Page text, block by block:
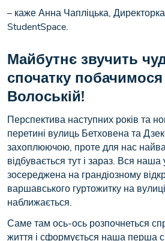
– каже Анна Чапліцька,
StudentSpace.
Майбутнє звучить
спочатку
Волоській!
Перспектива наступних років та
перетині вулиць Бетховена та
захоплюючою, проте для нас
відбувається тут і зараз. Вся наша
зосереджена на грандіозному
варшавського гуртожитку на
наближається.
Саме там ось-ось розпочнеться
життя і сформується наша перша